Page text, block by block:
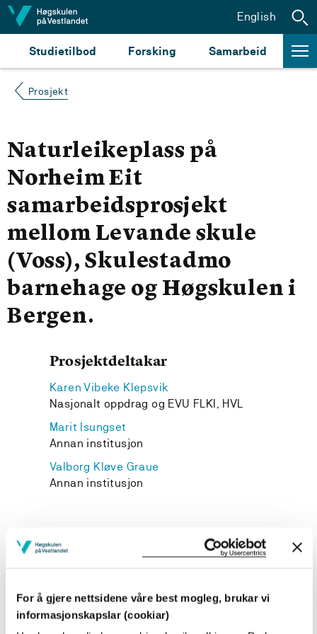
For å gjere nettsidene våre best mogleg, brukar vi
informasjonskapslar (cookiar)
Hopp til innhald
Studietilbod Forsking Samarbeid
English
Prosjekt
Naturleikeplass på
Norheim Eit
samarbeidsprosjekt
mellom Levande skule
(Voss), Skulestadmo
barnehage og Høgskulen i
Bergen.
Prosjektdeltakar
Karen Vibeke Klepsvik
Nasjonalt oppdrag og EVU FLKI, HVL
Marit Isungset
Annan institusjon
Valborg Kløve Graue
Annan institusjon
Høgskulen på Vestlandet
Prosjektperiode